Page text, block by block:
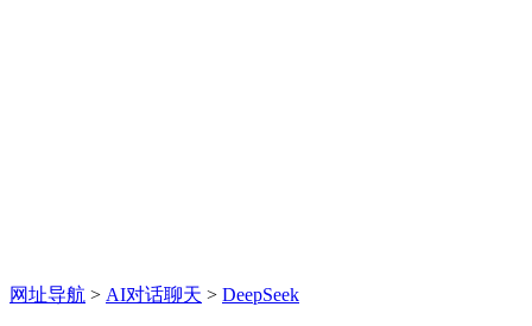
网址导航 > AI对话聊天 > DeepSeek